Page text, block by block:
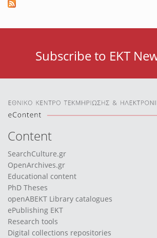
Subscribe to EKT
Content
SearchCulture.gr
OpenArchives.gr
Educational content
PhD Theses
openABEKT Library catalogues
ePublishing EKT
Research tools
Digital collections repositories